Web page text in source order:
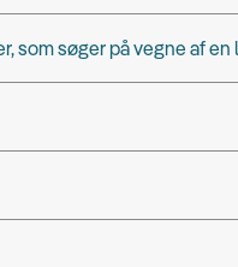
som søger på vegne af